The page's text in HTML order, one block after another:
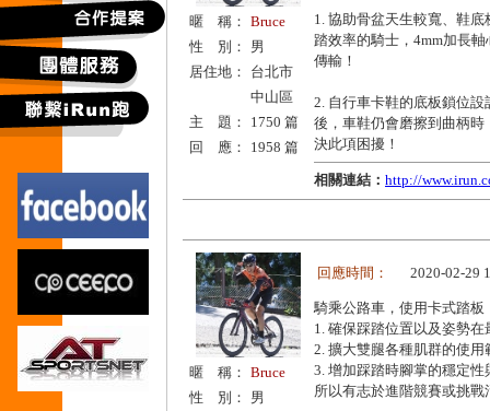
暱 稱： Bruce
性 別：
男
居住地：
台北市
中山區
主 題：
1750 篇
回 應：
1958 篇
1. 協助骨盆天生較寬、鞋
踏效率的騎士，4mm加長
傳輸！
2. 自行車卡鞋的底板鎖位
後，車鞋仍會磨擦到曲柄
決此項困擾！
相關連結： http://
暱 稱： Bruce
性 別：
男
回應時間： 2020-02-29
騎乘公路車，使用卡式踏板
1. 確保踩踏位置以及姿勢
2. 擴大雙腿各種肌群的使
3. 增加踩踏時腳掌的穩定性
所以有志於進階競賽或挑